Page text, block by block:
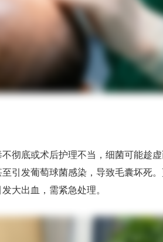
彻底或术后护理不当，细菌可能趁
引发葡萄球菌感染，导致毛囊坏死
大出血，需紧急处理。